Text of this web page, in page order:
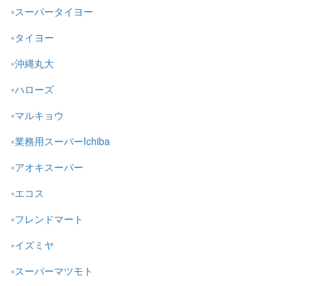
スーパータイヨー
タイヨー
沖縄丸大
ハローズ
マルキョウ
業務用スーパーIchiba
アオキスーパー
エコス
フレンドマート
イズミヤ
スーパーマツモト